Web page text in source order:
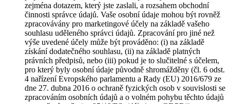
zejména dotazem, který jste zaslali, a rozsahem obchodní
činnosti správce údajů. Vaše osobní údaje mohou být rovněž
zpracovávány pro marketingové účely na základě vašeho
souhlasu uděleného správci údajů. Zpracování pro jiné než
výše uvedené účely může být prováděno: (i) na základě
získání dodatečného souhlasu, (ii) na základě platných
právních předpisů, nebo (iii) pokud je to slučitelné s účelem,
pro který byly osobní údaje původně shromážděny (čl. 6 odst.
4 nařízení Evropského parlamentu a Rady (EU) 2016/679 ze
dne 27. dubna 2016 o ochraně fyzických osob v souvislosti se
zpracováním osobních údajů a o volném pohybu těchto údajů